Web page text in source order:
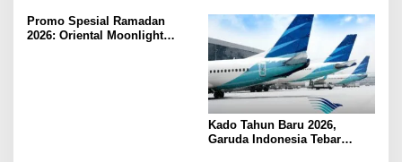
Promo Spesial Ramadan
2026: Oriental Moonlight
Kado Tahun Baru 2026,
Garuda Indonesia Tebar